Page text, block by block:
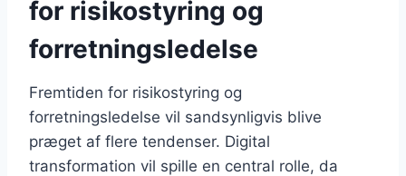
for risikostyring og
forretningsledelse
Fremtiden for risikostyring og
forretningsledelse vil sandsynligvis blive
præget af flere tendenser. Digital
transformation vil spille en central rolle, da